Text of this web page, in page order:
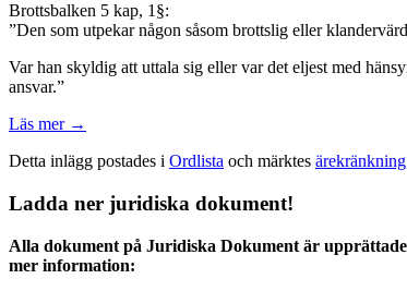
Brottsbalken 5 kap, 1§:
”Den som utpekar någon såsom brottslig eller
Var han skyldig att uttala sig eller var det eljest med
ansvar.”
Läs mer →
Detta inlägg postades i Ordlista och märktes ärekränkning
Ladda ner juridiska dokument!
Alla dokument på Juridiska Dokument är
mer information: